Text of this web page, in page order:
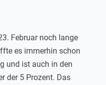
Februar noch lange
es immerhin schon
und ist auch in den
der 5 Prozent. Das